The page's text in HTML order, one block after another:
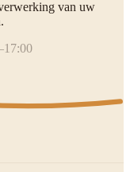
van uw